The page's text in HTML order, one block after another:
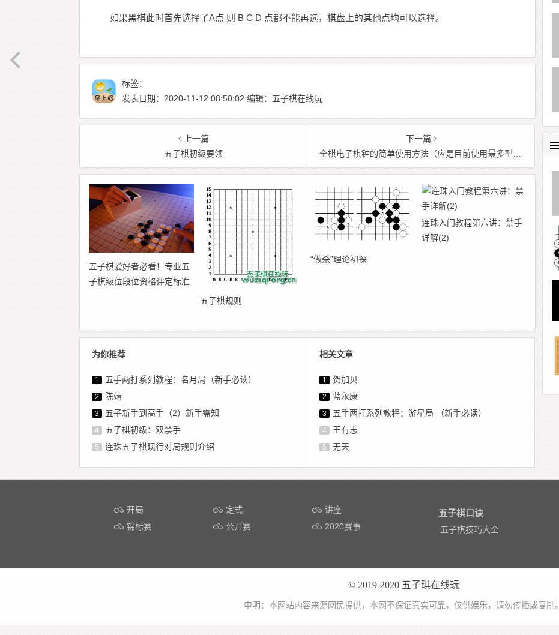
如果黑棋此时首先选择了A点 则 B C D 点都不能再选，棋盘上的其他点均可以选择。
标签：
发表日期：2020-11-12 08:50:02 编辑：五子棋在线玩
上一篇
五子棋初级要领
下一篇
全棋电子棋钟的简单使用方法（应是目前使用最多型号）
五子棋爱好者必看！专业五
子棋级位段位资格评定标准
五子棋规则
“做杀”理论初探
连珠入门教程第六讲：禁手
详解(2)
为你推荐
1 五手两打系列教程：名月局（新手必读）
2 陈靖
3 五子新手到高手（2）新手需知
4 五子棋初级：双禁手
5 连珠五子棋现行对局规则介绍
相关文章
1 贺加贝
2 蓝永康
3 五手两打系列教程：游星局 （新手必读）
4 王有志
5 无天
开局 定式
讲座
锦标赛
公开赛 2020赛事
五子棋口诀
五子棋技巧大全
© 2019-2020 五子琪在线玩
申明：本网站内容来源网民提供，本网不保证真实可靠，仅供娱乐，请勿传播或复制。